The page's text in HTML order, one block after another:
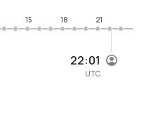
22:01
UTC
15 18 21